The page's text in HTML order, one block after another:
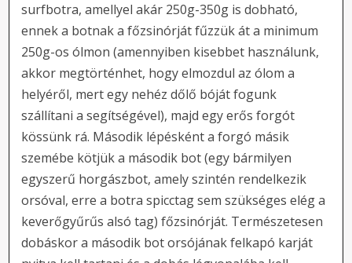
surfbotra, amellyel akár 250g-350g is dobható,
ennek a botnak a főzsinórját fűzzük át a minimum
250g-os ólmon (amennyiben kisebbet használunk,
akkor megtörténhet, hogy elmozdul az ólom a
helyéről, mert egy nehéz dőlő bóját fogunk
szállítani a segítségével), majd egy erős forgót
kössünk rá. Második lépésként a forgó másik
szemébe kötjük a második bot (egy bármilyen
egyszerű horgászbot, amely szintén rendelkezik
orsóval, erre a botra spicctag sem szükséges elég a
keverőgyűrűs alsó tag) főzsinórját. Természetesen
dobáskor a második bot orsójának felkapó karját